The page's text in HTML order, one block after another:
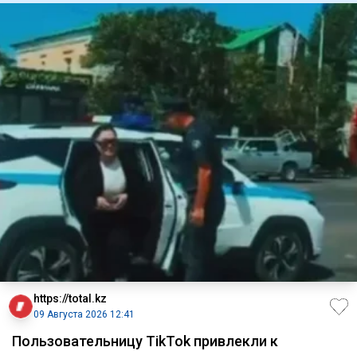
https://total.kz
09 Августа 2026 12:41
Пользовательницу TikTok привлекли к